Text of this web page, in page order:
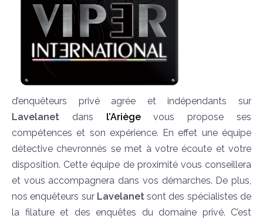
d’enquêteurs privé agrée et indépendants sur
Lavelanet dans l’Ariègevous propose ses
compétences et son expérience. En effet une équipe
détective chevronnés se met à votre écoute et votre
disposition. Cette équipe de proximité vous conseillera
et vous accompagnera dans vos démarches. De plus,
nos enquêteurs sur Lavelanetsont des spécialistes de
la filature et des enquêtes du domaine privé. C’est